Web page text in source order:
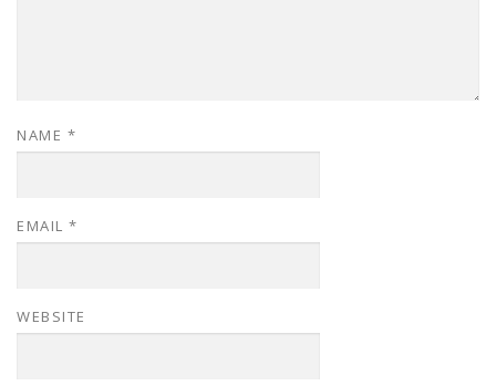
NAME *
EMAIL *
WEBSITE